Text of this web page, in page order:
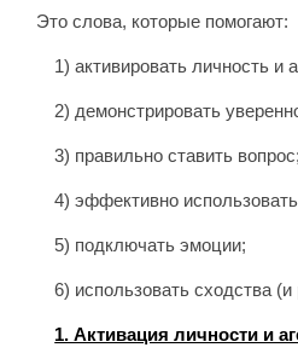
Это слова, которые помогают:
1) активировать личность и
2) демонстрировать
3) правильно ставить вопрос;
4) эффективно
5) подключать эмоции;
6) использовать сходства (и
1. Активация личности и